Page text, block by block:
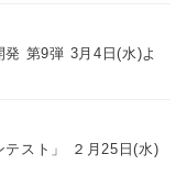
第9弾 3月4日(水)よ
テスト」 ２月25日(水)